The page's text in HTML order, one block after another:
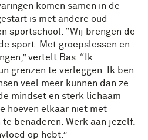
komen samen in de
is met andere oud-
sportschool. “Wij brengen de
sport. Met groepslessen en
vertelt Bas. “Ik
grenzen te verleggen. Ik ben
veel meer kunnen dan ze
mindset en sterk lichaam
hoeven elkaar niet met
benaderen. Werk aan jezelf.
op hebt.”